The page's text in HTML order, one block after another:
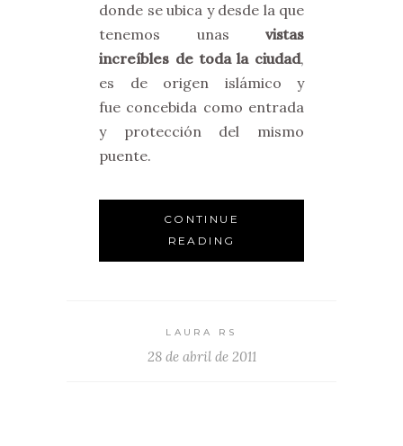
donde se ubica y desde la que
tenemos unas vistas
increíbles de toda la ciudad,
es de origen islámico y
fue concebida como entrada
y protección del mismo
puente.
CONTINUE
READING
LAURA RS
28 de abril de 2011